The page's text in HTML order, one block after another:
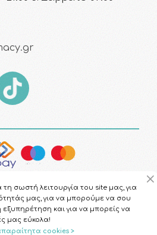
HomePharmacy.gr
σωστή λειτουργία του site μας, για
μας, για να μπορούμε να σου
και για να μπορείς να
μας εύκολα!
cookies >